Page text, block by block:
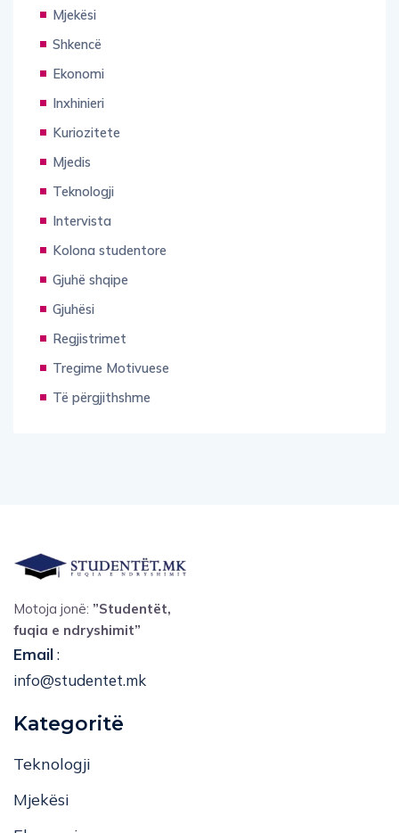
Mjekësi
Shkencë
Ekonomi
Inxhinieri
Kuriozitete
Mjedis
Teknologji
Intervista
Kolona studentore
Gjuhë shqipe
Gjuhësi
Regjistrimet
Tregime Motivuese
Të përgjithshme
Motoja jonë: ”Studentët,
fuqia e ndryshimit”
Email:
info@studentet.mk
Kategoritë
Teknologji
Mjekësi